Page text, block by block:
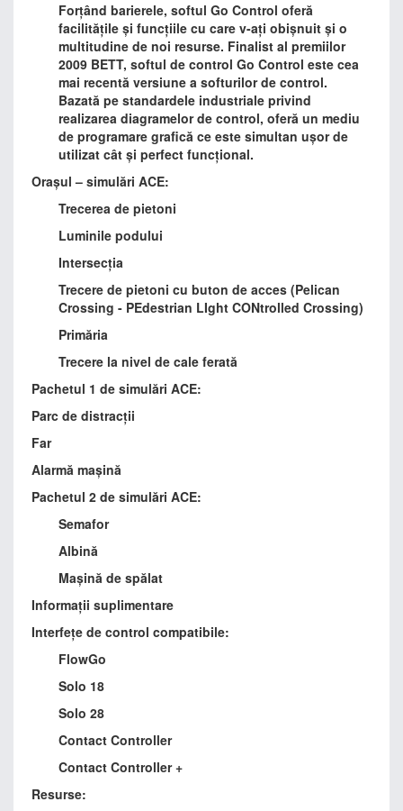
Forțând barierele, softul Go Control oferă
facilitățile și funcțiile cu care v-ați obișnuit și o
multitudine de noi resurse. Finalist al premiilor
2009 BETT, softul de control Go Control este cea
mai recentă versiune a softurilor de control.
Bazată pe standardele industriale privind
realizarea diagramelor de control, oferă un mediu
de programare grafică ce este simultan ușor de
utilizat cât și perfect funcțional.
Orașul – simulări ACE:
Trecerea de pietoni
Luminile podului
Intersecția
Trecere de pietoni cu buton de acces (Pelican
Crossing - PEdestrian LIght CONtrolled Crossing)
Primăria
Trecere la nivel de cale ferată
Pachetul 1 de simulări ACE:
Parc de distracții
Far
Alarmă mașină
Pachetul 2 de simulări ACE:
Semafor
Albină
Mașină de spălat
Informații suplimentare
Interfețe de control compatibile:
FlowGo
Solo 18
Solo 28
Contact Controller
Contact Controller +
Resurse: